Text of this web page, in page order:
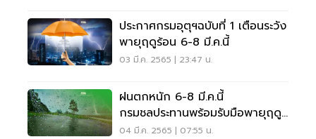
ประกาศกรมอุตุฯฉบับที่ 1 เตือนระวัง
พายุฤดูร้อน 6-8 มี.ค.นี้
03 มี.ค. 2565 | 23:47 น.
ฝนตกหนัก 6-8 มี.ค.นี้
กรมชลประทานพร้อมรับมือพายุฤดู
ร้อน
04 มี.ค. 2565 | 07:55 น.